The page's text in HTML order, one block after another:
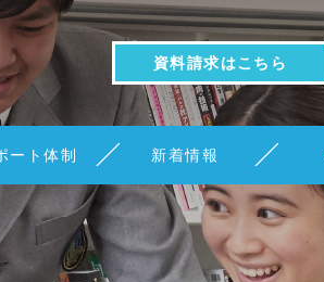
資料請求はこちら
ート体制 新着情報